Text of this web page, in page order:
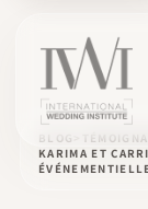
BLOG
KARIMA ET